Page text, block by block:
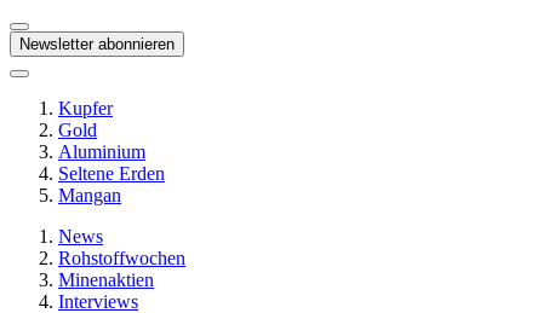
Newsletter abonnieren
Kupfer
Gold
Aluminium
Seltene Erden
Mangan
News
Rohstoffwochen
Minenaktien
Interviews